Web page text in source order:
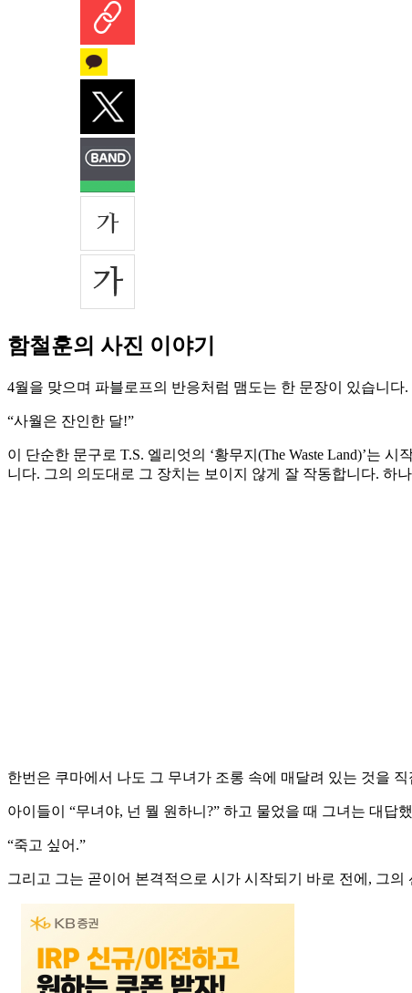
함철훈의 사진 이야기
4월을 맞으며 파블로프의 반응처럼 맴도는 한 문장이 있습니다
“사월은 잔인한 달!”
이 단순한 문구로 T.S. 엘리엇의 ‘황무지(The Waste Land)’는
니다. 그의 의도대로 그 장치는 보이지 않게 잘 작동합니다. 하
한번은 쿠마에서 나도 그 무녀가 조롱 속에 매달려 있는 것을 직
아이들이 “무녀야, 넌 뭘 원하니?” 하고 물었을 때 그녀는 대답
“죽고 싶어.”
그리고 그는 곧이어 본격적으로 시가 시작되기 바로 전에, 그의